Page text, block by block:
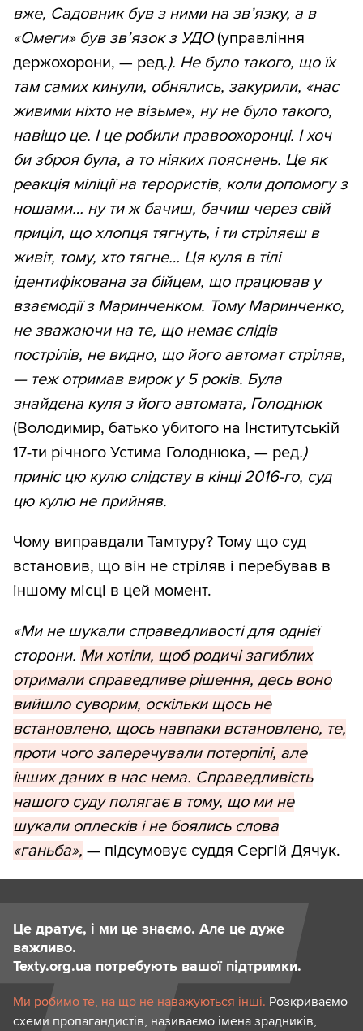
вже, Садовник був з ними на зв’язку, а в
«Омеги» був зв’язок з УДО(управління
держохорони, — ред.). Не було такого, що їх
там самих кинули, обнялись, закурили, «нас
живими ніхто не візьме», ну не було такого,
навіщо це. І це робили правоохоронці. І хоч
би зброя була, а то ніяких пояснень. Це як
реакція міліції на терористів, коли допомогу з
ношами… ну ти ж бачиш, бачиш через свій
приціл, що хлопця тягнуть, і ти стріляєш в
живіт, тому, хто тягне… Ця куля в тілі
ідентифікована за бійцем, що працював у
взаємодії з Маринченком. Тому Маринченко,
не зважаючи на те, що немає слідів
пострілів, не видно, що його автомат стріляв,
— теж отримав вирок у 5 років. Була
знайдена куля з його автомата, Голоднюк
(Володимир, батько убитого на Інститутській
17-ти річного Устима Голоднюка, — ред.)
приніс цю кулю слідству в кінці 2016-го, суд
цю кулю не прийняв.
Чому виправдали Тамтуру? Тому що суд
встановив, що він не стріляв і перебував в
іншому місці в цей момент.
«Ми не шукали справедливості для однієї
сторони. Ми хотіли, щоб родичі загиблих
отримали справедливе рішення, десь воно
вийшло суворим, оскільки щось не
встановлено, щось навпаки встановлено, те,
проти чого заперечували потерпілі, але
інших даних в нас нема. Справедливість
нашого суду полягає в тому, що ми не
шукали оплесків і не боялись слова
«ганьба», — підсумовує суддя Сергій Дячук.
Це дратує, і ми це знаємо. Але це дуже
важливо.
Texty.org.ua потребують вашої підтримки.
Ми робимо те, на що не наважуються інші. Розкриваємо
схеми пропагандистів, називаємо імена зрадників,